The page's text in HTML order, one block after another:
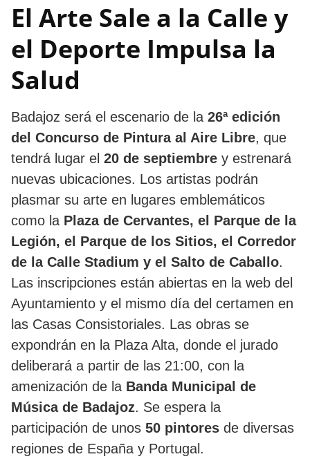
El Arte Sale a la Calle y
el Deporte Impulsa la
Salud
Badajoz será el escenario de la 26ª edición
del Concurso de Pintura al Aire Libre, que
tendrá lugar el 20 de septiembre y estrenará
nuevas ubicaciones. Los artistas podrán
plasmar su arte en lugares emblemáticos
como la Plaza de Cervantes, el Parque de la
Legión, el Parque de los Sitios, el Corredor
de la Calle Stadium y el Salto de Caballo.
Las inscripciones están abiertas en la web del
Ayuntamiento y el mismo día del certamen en
las Casas Consistoriales. Las obras se
expondrán en la Plaza Alta, donde el jurado
deliberará a partir de las 21:00, con la
amenización de la Banda Municipal de
Música de Badajoz. Se espera la
participación de unos 50 pintores de diversas
regiones de España y Portugal.